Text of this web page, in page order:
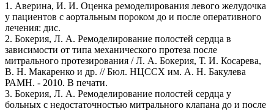
1. Аверина, И. И. Оценка ремоделирования левого желудочка
у пациентов с аортальным пороком до и после оперативного
лечения: дис.
2. Бокерия, Л. А. Ремоделирование полостей сердца в
зависимости от типа механического протеза после
митрального протезирования / Л. А. Бокерия, Т. И. Косарева,
В. Н. Макаренко и др. // Бюл. НЦССХ им. А. Н. Бакулева
РАМН. - 2010. В печати.
3. Бокерия, Л. А. Ремоделирование полостей сердца у
больных с недостаточностью митрального клапана до и после